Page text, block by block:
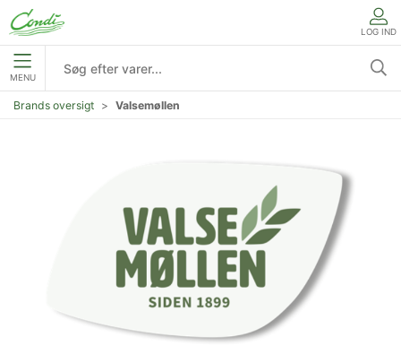
LOG IND
MENU
Brands oversigt Valsemøllen